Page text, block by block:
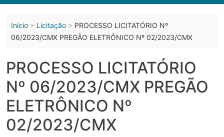
Início Licitação
PROCESSO LICITATÓRIO Nº
06/2023/CMX PREGÃO ELETRÔNICO Nº 02/2023/CMX
PROCESSO LICITATÓRIO
Nº 06/2023/CMX PREGÃO
ELETRÔNICO Nº
02/2023/CMX